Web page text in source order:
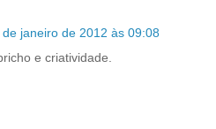
de janeiro de 2012 às 09:08
e criatividade.